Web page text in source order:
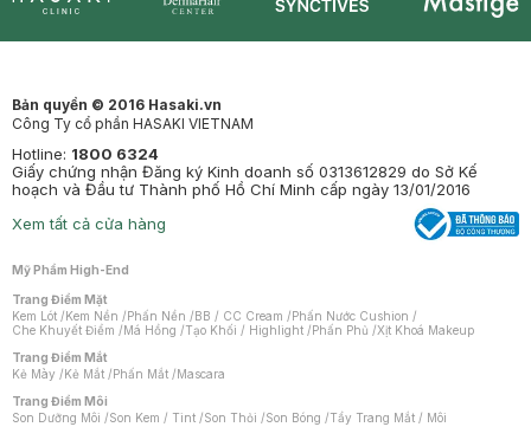
Bản quyền © 2016 Hasaki.vn
Công Ty cổ phần HASAKI VIETNAM
Hotline: 1800 6324
Giấy chứng nhận Đăng ký Kinh doanh số 0313612829 do Sở Kế
hoạch và Đầu tư Thành phố Hồ Chí Minh cấp ngày 13/01/2016
Xem tất cả cửa hàng
Mỹ Phẩm High-End
Trang Điểm Mặt
Kem Lót /Kem Nền /Phấn Nền /BB / CC Cream /Phấn Nước Cushion /
Che Khuyết Điểm /Má Hồng /Tạo Khối / Highlight /Phấn Phủ /Xịt Khoá Makeup
Trang Điểm Mắt
Kẻ Mày /Kẻ Mắt /Phấn Mắt /Mascara
Trang Điểm Môi
Son Dưỡng Môi /Son Kem / Tint /Son Thỏi /Son Bóng /Tẩy Trang Mắt / Môi